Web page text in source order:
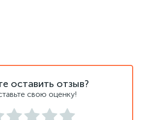
оставить отзыв?
свою оценку!